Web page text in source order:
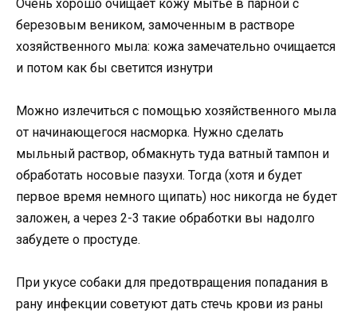
Очень хорошо очищает кожу мытье в парной с
березовым веником, замоченным в растворе
хозяйственного мыла: кожа замечательно очищается
и потом как бы светится изнутри
Можно излечиться с помощью хозяйственного мыла
от начинающегося насморка. Нужно сделать
мыльный раствор, обмакнуть туда ватный тампон и
обработать носовые пазухи. Тогда (хотя и будет
первое время немного щипать) нос никогда не будет
заложен, а через 2-3 такие обработки вы надолго
забудете о простуде.
При укусе собаки для предотвращения попадания в
рану инфекции советуют дать стечь крови из раны